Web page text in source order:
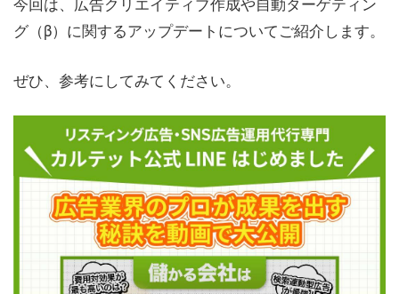
グ（β）に関するアップデートについてご紹介します。
ぜひ、参考にしてみてください。